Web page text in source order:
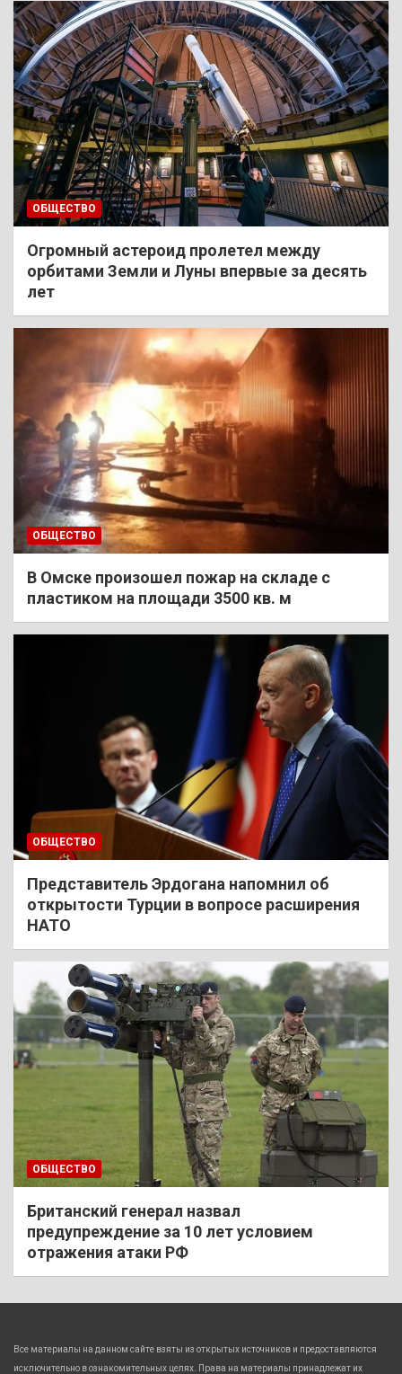
ОБЩЕСТВО
Огромный астероид пролетел между
орбитами Земли и Луны впервые за десять
лет
ОБЩЕСТВО
В Омске произошел пожар на складе с
пластиком на площади 3500 кв. м
ОБЩЕСТВО
Представитель Эрдогана напомнил об
открытости Турции в вопросе расширения
НАТО
ОБЩЕСТВО
Британский генерал назвал
предупреждение за 10 лет условием
отражения атаки РФ
Все материалы на данном сайте взяты из открытых источников и предоставляются
исключительно в ознакомительных целях. Права на материалы принадлежат их